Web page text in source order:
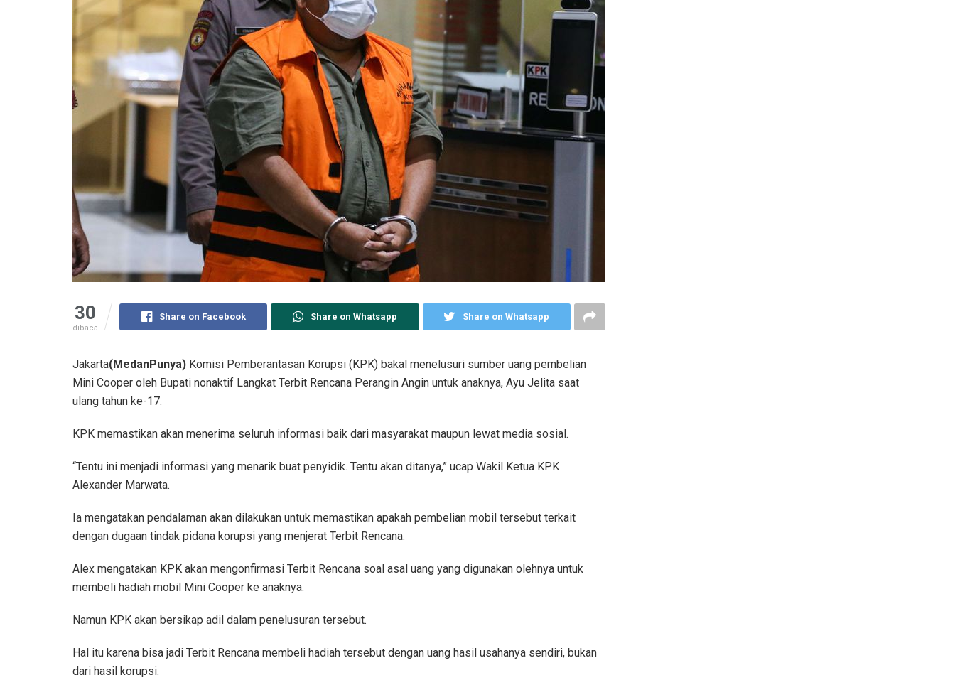
30
dibaca
Share on Facebook Share on Whatsapp Share on Whatsapp
Jakarta(MedanPunya) Komisi Pemberantasan Korupsi (KPK) bakal menelusuri sumber uang pembelian
Mini Cooper oleh Bupati nonaktif Langkat Terbit Rencana Perangin Angin untuk anaknya, Ayu Jelita saat
ulang tahun ke-17.
KPK memastikan akan menerima seluruh informasi baik dari masyarakat maupun lewat media sosial.
“Tentu ini menjadi informasi yang menarik buat penyidik. Tentu akan ditanya,” ucap Wakil Ketua KPK
Alexander Marwata.
Ia mengatakan pendalaman akan dilakukan untuk memastikan apakah pembelian mobil tersebut terkait
dengan dugaan tindak pidana korupsi yang menjerat Terbit Rencana.
Alex mengatakan KPK akan mengonfirmasi Terbit Rencana soal asal uang yang digunakan olehnya untuk
membeli hadiah mobil Mini Cooper ke anaknya.
Namun KPK akan bersikap adil dalam penelusuran tersebut.
Hal itu karena bisa jadi Terbit Rencana membeli hadiah tersebut dengan uang hasil usahanya sendiri, bukan
dari hasil korupsi.